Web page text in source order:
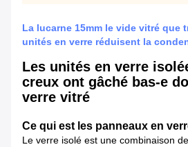
La lucarne 15mm le vide vitré que
unités en verre réduisent la
Les unités en verre
creux ont gâché bas-e
verre vitré
Ce qui est les panneaux en
Le verre isolé est une combinaison